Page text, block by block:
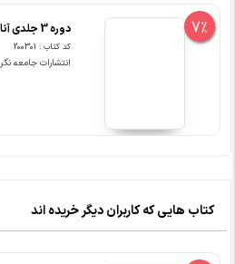
7% دوره 3 جلدی آناتومی بالینی اسنل
کد کتاب : 200301
انتشارات جامعه نگر
کتاب هایی که کاربران دیگر خریده اند